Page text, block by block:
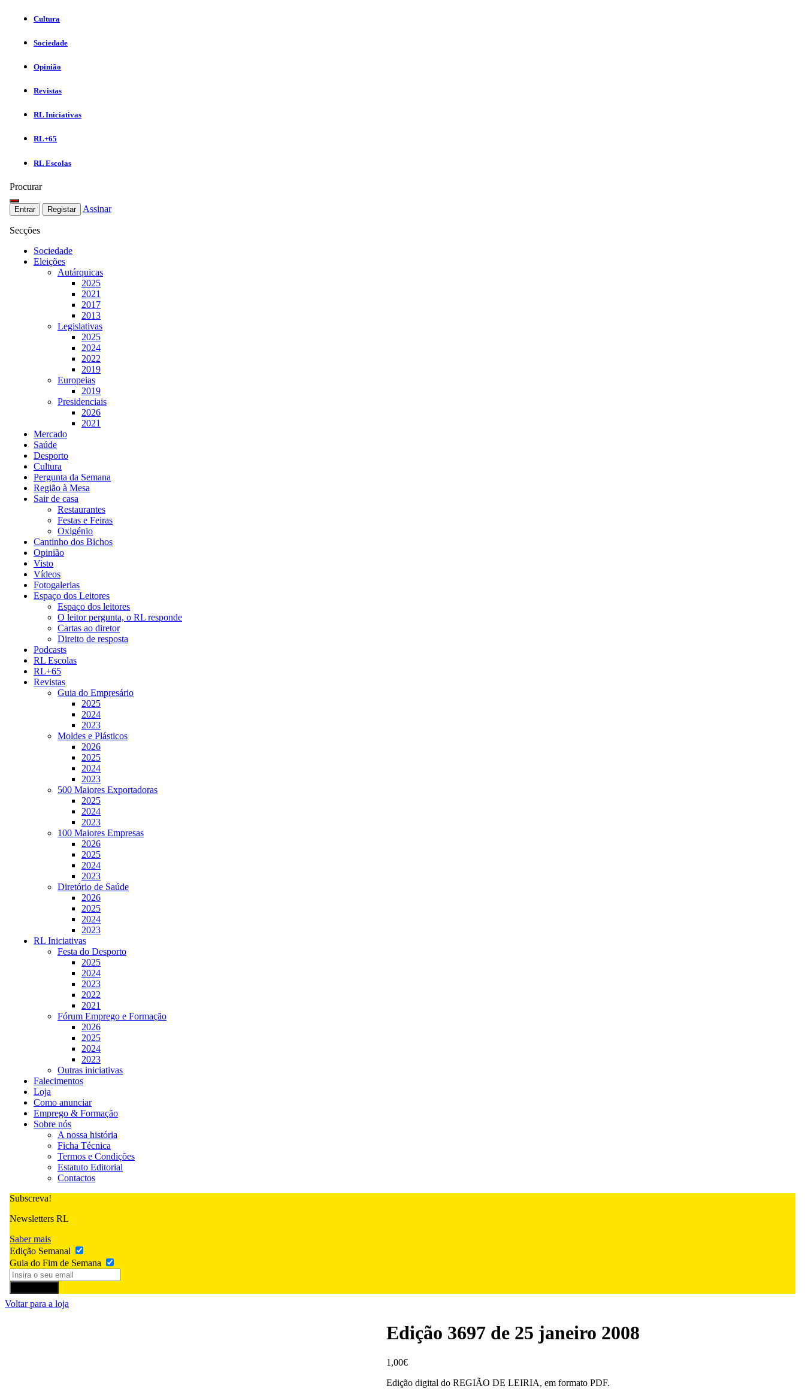
Cultura
Sociedade
Opinião
Revistas
RL Iniciativas
RL+65
RL Escolas
Procurar
Entrar Registar Assinar
Secções
Sociedade
Eleições
Autárquicas
2025
2021
2017
2013
Legislativas
2025
2024
2022
2019
Europeias
2019
Presidenciais
2026
2021
Mercado
Saúde
Desporto
Cultura
Pergunta da Semana
Região à Mesa
Sair de casa
Restaurantes
Festas e Feiras
Oxigénio
Cantinho dos Bichos
Opinião
Visto
Vídeos
Fotogalerias
Espaço dos Leitores
Espaço dos leitores
O leitor pergunta, o RL responde
Cartas ao diretor
Direito de resposta
Podcasts
RL Escolas
RL+65
Revistas
Guia do Empresário
2025
2024
2023
Moldes e Plásticos
2026
2025
2024
2023
500 Maiores Exportadoras
2025
2024
2023
100 Maiores Empresas
2026
2025
2024
2023
Diretório de Saúde
2026
2025
2024
2023
RL Iniciativas
Festa do Desporto
2025
2024
2023
2022
2021
Fórum Emprego e Formação
2026
2025
2024
2023
Outras iniciativas
Falecimentos
Loja
Como anunciar
Emprego & Formação
Sobre nós
A nossa história
Ficha Técnica
Termos e Condições
Estatuto Editorial
Contactos
Subscreva!
Newsletters RL
Saber mais
Edição Semanal
Guia do Fim de Semana
Voltar para a loja
Edição 3697 de 25 janeiro 2008
1,00€
Edição digital do REGIÃO DE LEIRIA, em formato PDF.